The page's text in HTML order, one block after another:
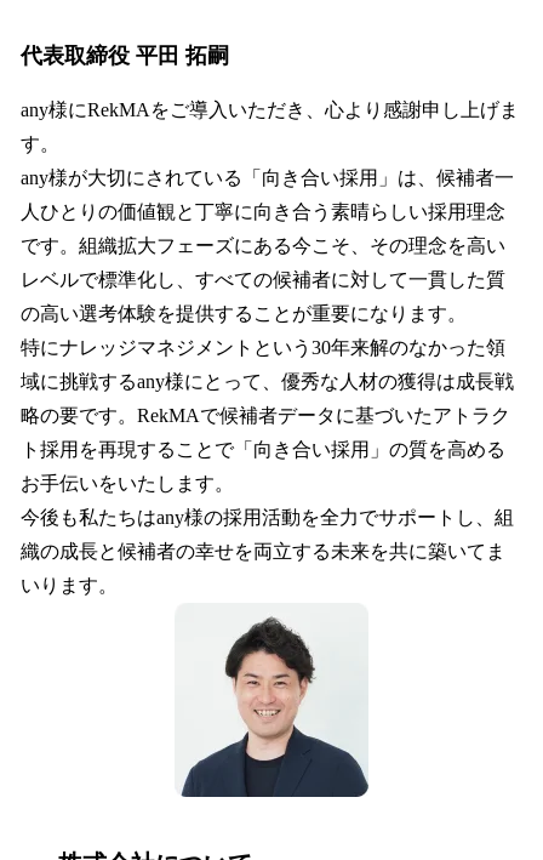
代表取締役 平田 拓嗣
any様にRekMAをご導入いただき、心より感謝申し上げま
す。
any様が大切にされている「向き合い採用」は、候補者一
人ひとりの価値観と丁寧に向き合う素晴らしい採用理念
です。組織拡大フェーズにある今こそ、その理念を高い
レベルで標準化し、すべての候補者に対して一貫した質
の高い選考体験を提供することが重要になります。
特にナレッジマネジメントという30年来解のなかった領
域に挑戦するany様にとって、優秀な人材の獲得は成長戦
略の要です。RekMAで候補者データに基づいたアトラク
ト採用を再現することで「向き合い採用」の質を高める
お手伝いをいたします。
今後も私たちはany様の採用活動を全力でサポートし、組
織の成長と候補者の幸せを両立する未来を共に築いてま
いります。